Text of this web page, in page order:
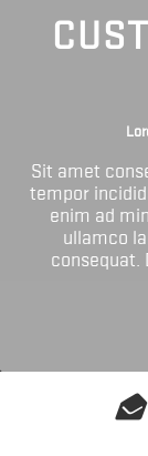
Sit amet
tempor
enim ad
ullamco
consequat.